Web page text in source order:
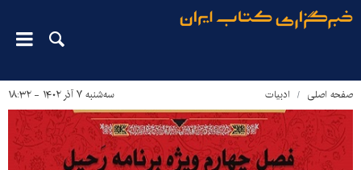
صفحه اصلی ادبیات سه‌شنبه ۷ آذر ۱۴۰۲ - ۱۸:۳۲